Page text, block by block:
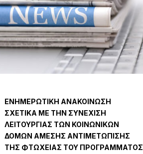
ΕΝΗΜΕΡΩΤΙΚΗ ΑΝΑΚΟΙΝΩΣΗ
ΣΧΕΤΙΚΑ ΜΕ ΤΗΝ ΣΥΝΕΧΙΣΗ
ΛΕΙΤΟΥΡΓΙΑΣ ΤΩΝ ΚΟΙΝΩΝΙΚΩΝ
ΔΟΜΩΝ ΑΜΕΣΗΣ ΑΝΤΙΜΕΤΩΠΙΣΗΣ
ΤΗΣ ΦΤΩΧΕΙΑΣ ΤΟΥ ΠΡΟΓΡΑΜΜΑΤΟΣ